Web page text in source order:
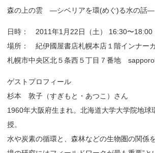
森の上の雲 ―シベリアを環(めぐ)る水の話―
日時： 2011年1月22日（土） 16:30〜18:00
場所： 紀伊國屋書店札幌本店１階インナー
札幌市中央区北５条西５丁目７番地
ゲストプロフィール
杉本 敦子（すぎもと・あつこ）さん
1960年大阪府生まれ。北海道大学大学院地球
授。
水や炭素の循環と、森林などの生物圏の関係